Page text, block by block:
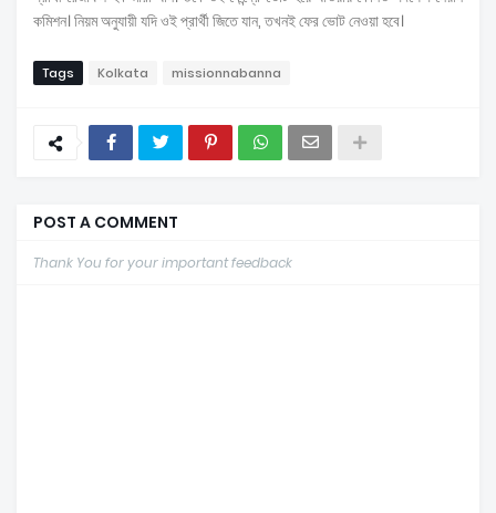
কমিশন। নিয়ম অনুযায়ী যদি ওই প্রার্থী জিতে যান, তখনই ফের ভোট নেওয়া হবে।
Tags Kolkata missionnabanna
POST A COMMENT
Thank You for your important feedback